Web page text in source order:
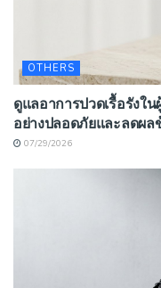
OTHERS
ดูแลอาการปวดเรื้อรังใ
อย่างปลอดภัยและลดผล
07/29/2026